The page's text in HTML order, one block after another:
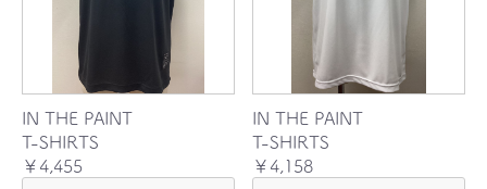
IN THE PAINT
T-SHIRTS
￥4,455
IN THE PAINT
T-SHIRTS
￥4,158